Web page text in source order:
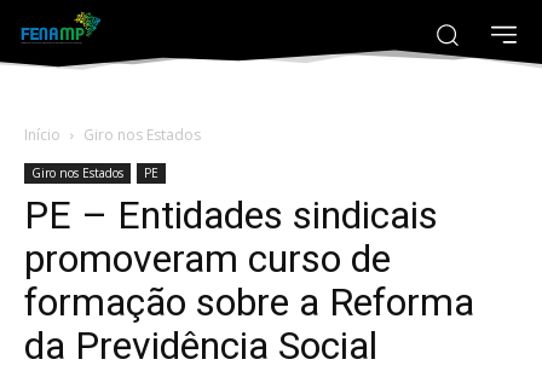
Início Giro nos Estados
Giro nos Estados PE
PE – Entidades sindicais
promoveram curso de
formação sobre a Reforma
da Previdência Social